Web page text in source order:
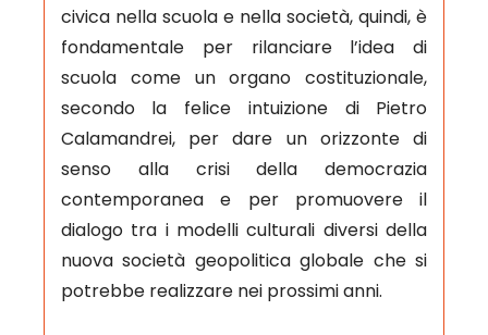
civica nella scuola e nella società, quindi, è
fondamentale per rilanciare l’idea di
scuola come un organo costituzionale,
secondo la felice intuizione di Pietro
Calamandrei, per dare un orizzonte di
senso alla crisi della democrazia
contemporanea e per promuovere il
dialogo tra i modelli culturali diversi della
nuova società geopolitica globale che si
potrebbe realizzare nei prossimi anni.